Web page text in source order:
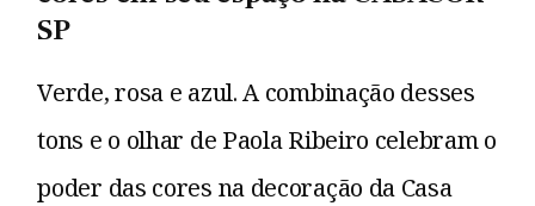
SP
Verde, rosa e azul. A combinação desses
tons e o olhar de Paola Ribeiro celebram o
poder das cores na decoração da Casa